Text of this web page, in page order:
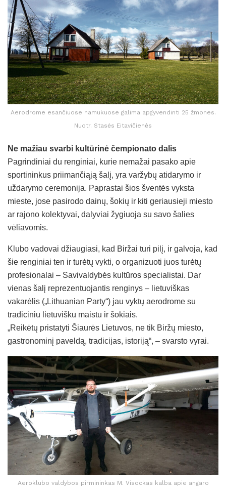
Aerodrome esančiuose namukuose galima apgyvendinti 25 žmones.
Nuotr. Stasės Eitavičienės
Ne mažiau svarbi kultūrinė čempionato dalis
Pagrindiniai du renginiai, kurie nemažai pasako apie
sportininkus priimančiąją šalį, yra varžybų atidarymo ir
uždarymo ceremonija. Paprastai šios šventės vyksta
mieste, jose pasirodo dainų, šokių ir kiti geriausieji miesto
ar rajono kolektyvai, dalyviai žygiuoja su savo šalies
vėliavomis.
Klubo vadovai džiaugiasi, kad Biržai turi pilį, ir galvoja, kad
šie renginiai ten ir turėtų vykti, o organizuoti juos turėtų
profesionalai – Savivaldybės kultūros specialistai. Dar
vienas šalį reprezentuojantis renginys – lietuviškas
vakarėlis („Lithuanian Party“) jau vyktų aerodrome su
tradiciniu lietuvišku maistu ir šokiais.
„Reikėtų pristatyti Šiaurės Lietuvos, ne tik Biržų miesto,
gastronominį paveldą, tradicijas, istoriją“, – svarsto vyrai.
Aeroklubo valdybos pirmininkas M. Visockas kalba apie angaro